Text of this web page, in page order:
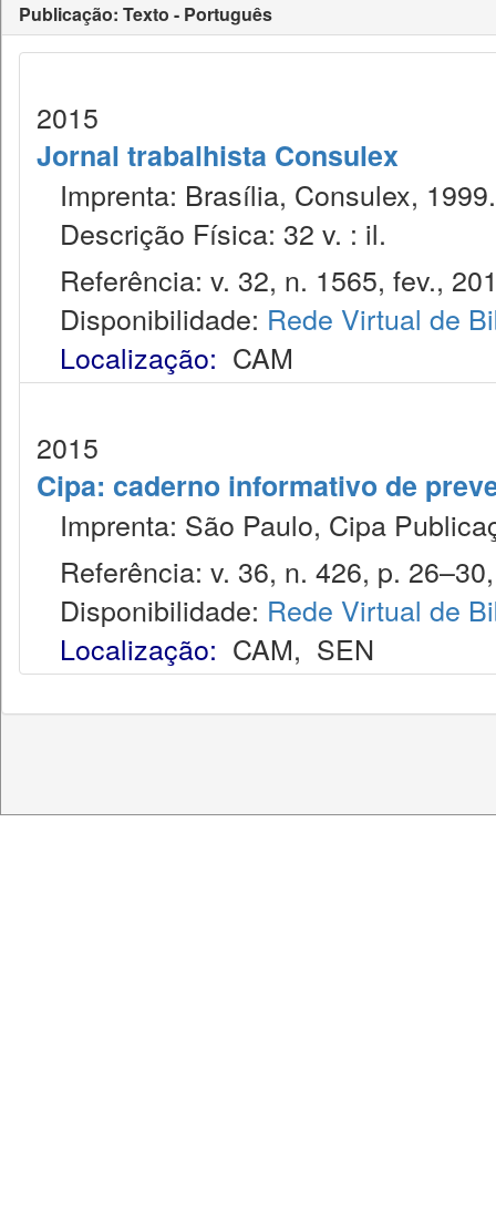
Publicação: Texto - Português
2015
Jornal trabalhista Consulex
Imprenta: Brasília, Consulex, 1999.
Descrição Física: 32 v. : il.
Referência: v. 32, n. 1565, fev.,
Disponibilidade: Rede Virtual de
Localização: CAM
2015
Cipa: caderno informativo de
Imprenta: São Paulo, Cipa
Referência: v. 36, n. 426, p.
Disponibilidade: Rede Virtual de
Localização: CAM, SEN